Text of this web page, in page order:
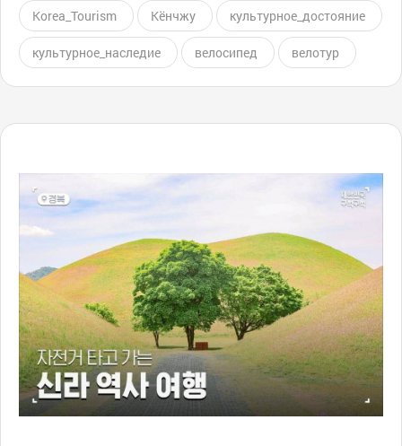
Korea_Tourism Кёнчжу культурное_достояние
культурное_наследие велосипед велотур